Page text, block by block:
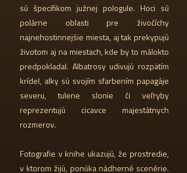
sú špecifikom južnej pologule. Hoci sú
polárne oblasti pre živočíchy
najnehostinnejšie miesta, aj tak prekypujú
životom aj na miestach, kde by to málokto
predpokladal. Albatrosy udivujú rozpätím
krídel, alky sú svojím sfarbením papagáje
severu, tulene slonie či veľryby
reprezentujú cicavce majestátnych
rozmerov.
Fotografie v knihe ukazujú, že prostredie,
v ktorom žijú, ponúka nádherné scenérie.